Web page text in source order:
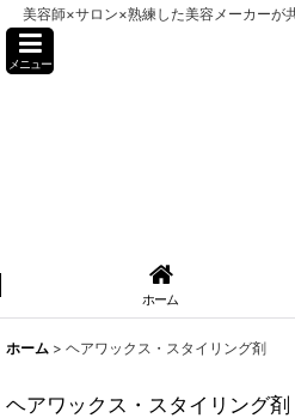
美容師×サロン×熟練した美容メーカーが
メニュー
ホーム
ホーム > ヘアワックス・スタイリング剤
ヘアワックス・スタイリング剤